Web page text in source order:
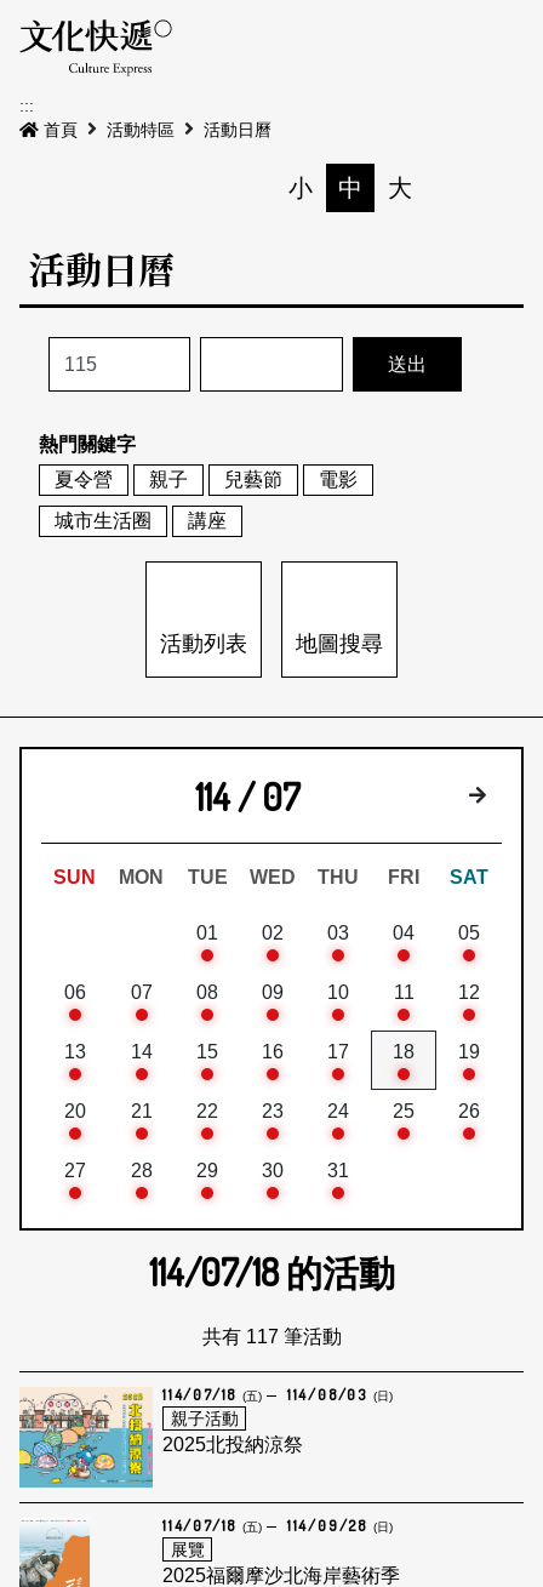
最新公告
本期專題
歷史專題
活動特區
活動列表
地圖搜尋
關於我們
關於我們
刊物索取地點
會員基本資料
刊登活動
網站導覽 English
日本語 登入/註冊
:::
首頁
活動特區 活動日曆
小 中 大
活動日曆
熱門關鍵字
夏令營
親子 兒藝節
電影
城市生活圈
講座
活動列表 地圖搜尋
114 / 07 下個月
SUN MON TUE WED THU FRI SAT
01 02 03 04 05
06 07 08 09 10 11 12
13 14 15 16 17 18 19
20 21 22 23 24 25 26
27 28 29 30 31
114/07/18的活動
共有 117 筆活動
114/07/18 (五) 114/08/03 (日)
親子活動
2025北投納涼祭
114/07/18 (五) 114/09/28 (日)
展覽
2025福爾摩沙北海岸藝術季